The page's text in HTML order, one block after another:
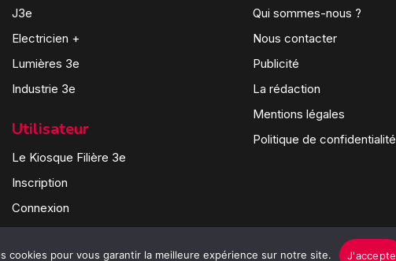
J3e
Electricien +
Lumières 3e
Industrie 3e
Utilisateur
Le Kiosque Filière 3e
Inscription
Connexion
Qui sommes-nous ?
Nous contacter
Publicité
La rédaction
Mentions légales
Politique de confidentialité
cookies pour vous garantir la meilleure expérience sur notre site. J'accepte